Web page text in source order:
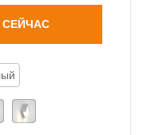
сада,
ожидаемые